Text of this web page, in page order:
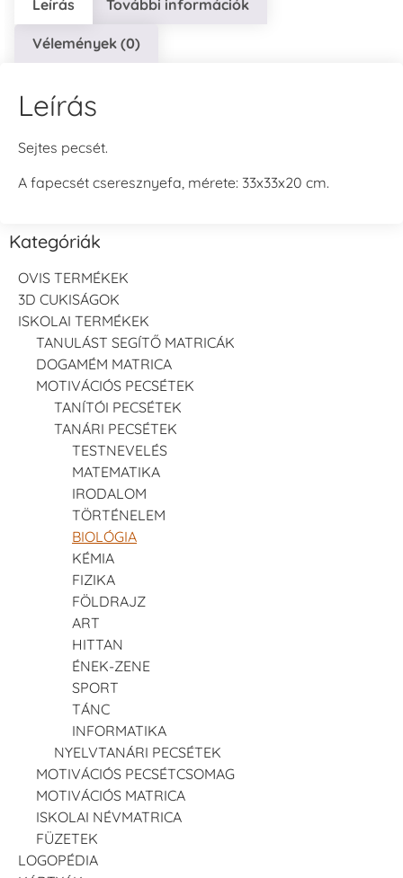
Leírás További információk
Vélemények (0)
Leírás
Sejtes pecsét.
A fapecsét cseresznyefa, mérete: 33x33x20 cm.
Kategóriák
OVIS TERMÉKEK
3D CUKISÁGOK
ISKOLAI TERMÉKEK
TANULÁST SEGÍTŐ MATRICÁK
DOGAMÉM MATRICA
MOTIVÁCIÓS PECSÉTEK
TANÍTÓI PECSÉTEK
TANÁRI PECSÉTEK
TESTNEVELÉS
MATEMATIKA
IRODALOM
TÖRTÉNELEM
BIOLÓGIA
KÉMIA
FIZIKA
FÖLDRAJZ
ART
HITTAN
ÉNEK-ZENE
SPORT
TÁNC
INFORMATIKA
NYELVTANÁRI PECSÉTEK
MOTIVÁCIÓS PECSÉTCSOMAG
MOTIVÁCIÓS MATRICA
ISKOLAI NÉVMATRICA
FÜZETEK
LOGOPÉDIA